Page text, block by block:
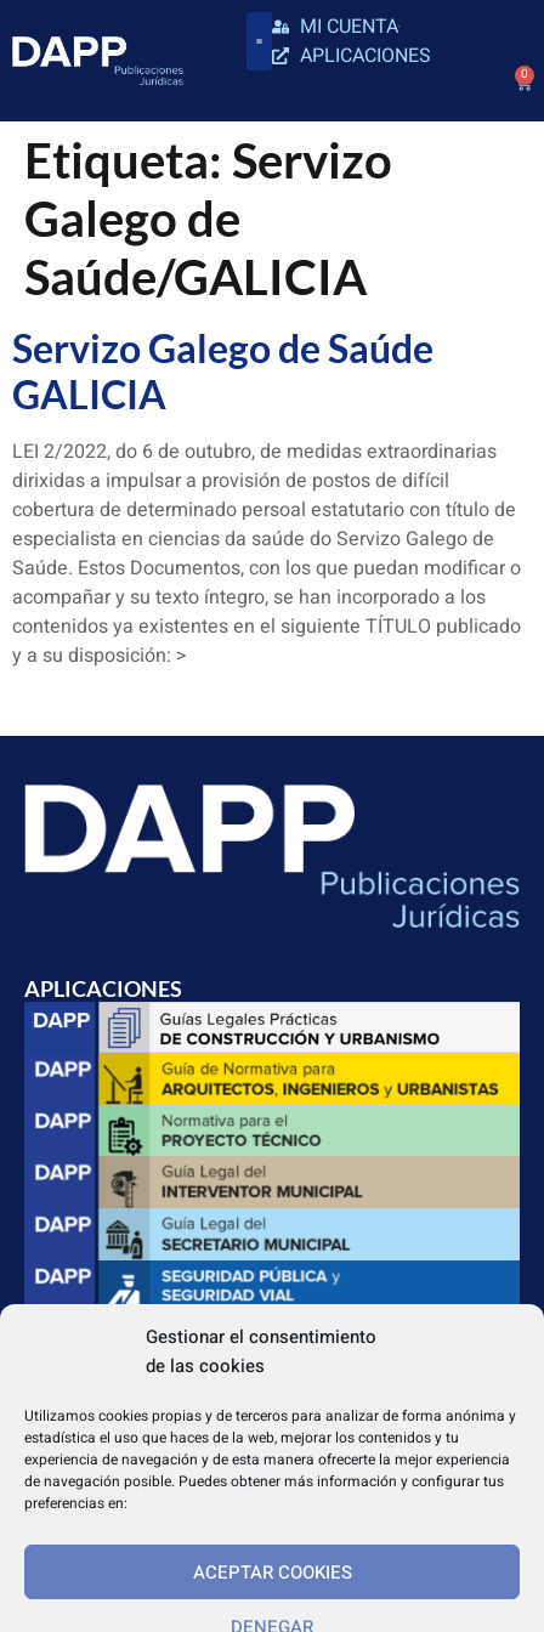
Gestionar el consentimiento
de las cookies
Utilizamos cookies propias y de terceros para analizar de forma anónima y
estadística el uso que haces de la web, mejorar los contenidos y tu
experiencia de navegación y de esta manera ofrecerte la mejor experiencia
de navegación posible. Puedes obtener más información y configurar tus
preferencias en:
ACEPTAR COOKIES
DENEGAR
MI CUENTA
APLICACIONES
0
Etiqueta: Servizo
Galego de
Saúde/GALICIA
Servizo Galego de Saúde
GALICIA
LEI 2/2022, do 6 de outubro, de medidas extraordinarias
dirixidas a impulsar a provisión de postos de difícil
cobertura de determinado persoal estatutario con título de
especialista en ciencias da saúde do Servizo Galego de
Saúde. Estos Documentos, con los que puedan modificar o
acompañar y su texto íntegro, se han incorporado a los
contenidos ya existentes en el siguiente TÍTULO publicado
y a su disposición: >
APLICACIONES
dapp@dappeditorial.es
TEXTOS LEGALES